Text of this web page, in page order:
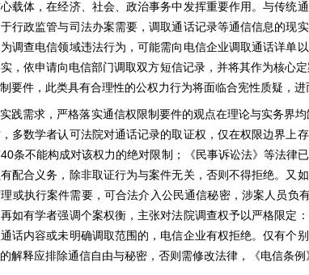
载体，在经济、社会、政治事务中发挥重要作用。与传统
行政监管与司法办案需要，调取通话记录等通信信息的现
调查电信领域违法行为，可能需向电信企业调取通话详单
，依申请向电信部门调取双方短信记录，并将其作为核心定
要件，此类具有合理性的公权力行为将面临合宪性质疑，进
践需求，严格落实通信权限制要件的观点在理论与实务界
多数学者认可法院对通话记录的取证权，仅在权限边界上
40条不能构成对该权力的绝对限制；《民事诉讼法》等法律
配合义务，除非取证行为与案件无关，否则不得拒绝。又
或执行案件需要，可合法介入公民通信秘密，涉案人员负
如有学者强调个案权衡，主张对法院调查权予以严格限定
话内容或未明确调取范围的，电信企业有权拒绝。仅有个
解释应排除通信自由与秘密，否则需修改法律，《电信条例